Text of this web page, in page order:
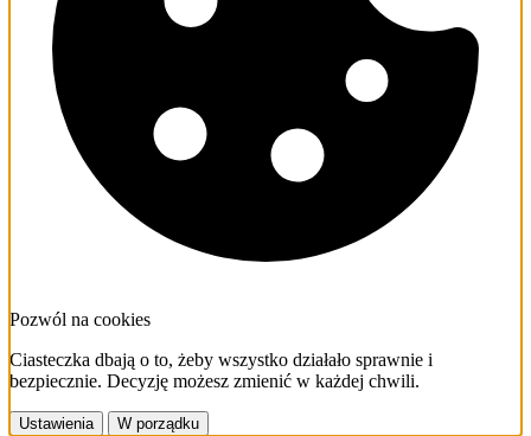
Pozwól na cookies
Ciasteczka dbają o to, żeby wszystko działało sprawnie i
bezpiecznie. Decyzję możesz zmienić w każdej chwili.
Ustawienia W porządku